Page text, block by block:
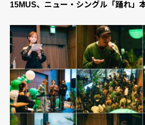
15MUS、ニュー・シングル「踊れ」